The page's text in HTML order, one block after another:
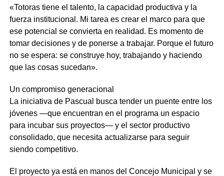
«Totoras tiene el talento, la capacidad productiva y la
fuerza institucional. Mi tarea es crear el marco para que
ese potencial se convierta en realidad. Es momento de
tomar decisiones y de ponerse a trabajar. Porque el futuro
no se espera: se construye hoy, trabajando y haciendo
que las cosas sucedan».
Un compromiso generacional
La iniciativa de Pascual busca tender un puente entre los
jóvenes —que encuentran en el programa un espacio
para incubar sus proyectos— y el sector productivo
consolidado, que necesita actualizarse para seguir
siendo competitivo.
El proyecto ya está en manos del Concejo Municipal y se